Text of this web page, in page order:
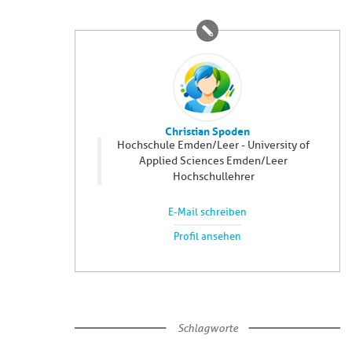
Christian Spoden
Hochschule Emden/Leer - University of
Applied Sciences Emden/Leer
Hochschullehrer
E-Mail schreiben
Profil ansehen
Schlagworte